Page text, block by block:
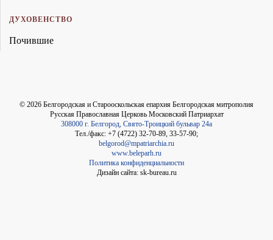
ДУХОВЕНСТВО
Почившие
© 2026 Белгородская и Старооскольская епархия Белгородская митрополия
Русская Православная Церковь Московский Патриархат
308000 г. Белгород, Свято-Троицкий бульвар 24а
Тел./факс: +7 (4722) 32-70-89, 33-57-90;
belgorod@mpatriarchia.ru
www.beleparh.ru
Политика конфиденциальности
Дизайн сайта: sk-bureau.ru